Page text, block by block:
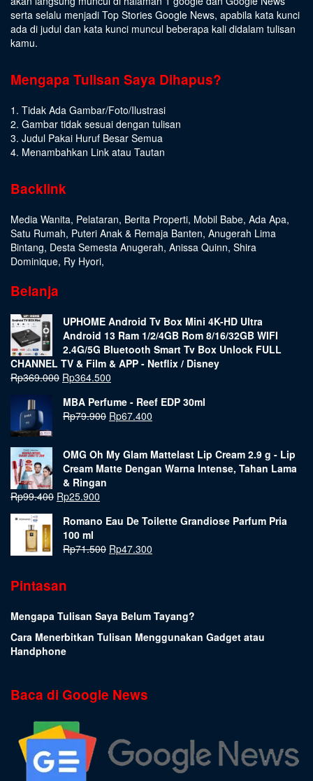
serta selalu menjadi Top Stories Google News, apabila kata kunci
ada di judul dan kata kunci muncul beberapa kali didalam tulisan
kamu.
Mengapa Tulisan Saya Dihapus?
1. Tidak Ada Gambar/Foto/Ilustrasi
2. Gambar tidak sesuai dengan tulisan
3. Judul Pakai Huruf Besar Semua
4. Menambahkan Link atau Tautan
Backlink
Media Wanita, Pelataran, Berita Properti, Mobil Babe, Ada Apa,
Satu Rumah, Puteri Anak & Remaja Banten, Anugerah Lima
Bintang, Desta Semesta Anugerah, Anissa Quinn, Shira
Dominique, Ry Hyori,
Belanja
UPHOME Android Tv Box Mini 4K-HD Ultra
Android 13 Ram 1/2/4GB Rom 8/16/32GB WIFI
2.4G/5G Bluetooth Smart Tv Box Unlock FULL
CHANNEL TV & Film & APP - Netflix / Disney
Rp369.000 Rp364.500
MBA Perfume - Reef EDP 30ml
Rp79.900 Rp67.400
OMG Oh My Glam Mattelast Lip Cream 2.9 g - Lip
Cream Matte Dengan Warna Intense, Tahan Lama
& Ringan
Rp99.400 Rp25.900
Romano Eau De Toilette Grandiose Parfum Pria
100 ml
Rp71.500 Rp47.300
Pintasan
Mengapa Tulisan Saya Belum Tayang?
Cara Menerbitkan Tulisan Menggunakan Gadget atau
Handphone
Baca di Google News